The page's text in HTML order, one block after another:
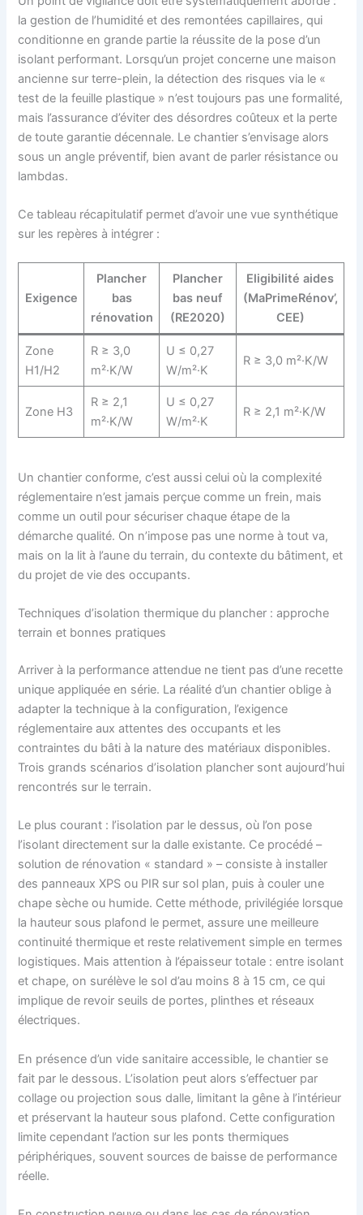
la gestion de l’humidité et des remontées capillaires, qui
conditionne en grande partie la réussite de la pose d’un
isolant performant. Lorsqu’un projet concerne une maison
ancienne sur terre-plein, la détection des risques via le «
test de la feuille plastique » n’est toujours pas une formalité,
mais l’assurance d’éviter des désordres coûteux et la perte
de toute garantie décennale. Le chantier s’envisage alors
sous un angle préventif, bien avant de parler résistance ou
lambdas.
Ce tableau récapitulatif permet d’avoir une vue synthétique
sur les repères à intégrer :
Exigence
Plancher
bas
rénovation
Plancher
bas neuf
(RE2020)
Eligibilité aides
(MaPrimeRénov’,
CEE)
Zone
H1/H2
R ≥ 3,0
m²·K/W
U ≤ 0,27
W/m²·K
R ≥ 3,0 m²·K/W
Zone H3
R ≥ 2,1
m²·K/W
U ≤ 0,27
W/m²·K
R ≥ 2,1 m²·K/W
Un chantier conforme, c’est aussi celui où la complexité
réglementaire n’est jamais perçue comme un frein, mais
comme un outil pour sécuriser chaque étape de la
démarche qualité. On n’impose pas une norme à tout va,
mais on la lit à l’aune du terrain, du contexte du bâtiment, et
du projet de vie des occupants.
Techniques d’isolation thermique du plancher : approche
terrain et bonnes pratiques
Arriver à la performance attendue ne tient pas d’une recette
unique appliquée en série. La réalité d’un chantier oblige à
adapter la technique à la configuration, l’exigence
réglementaire aux attentes des occupants et les
contraintes du bâti à la nature des matériaux disponibles.
Trois grands scénarios d’isolation plancher sont aujourd’hui
rencontrés sur le terrain.
Le plus courant : l’isolation par le dessus, où l’on pose
l’isolant directement sur la dalle existante. Ce procédé –
solution de rénovation « standard » – consiste à installer
des panneaux XPS ou PIR sur sol plan, puis à couler une
chape sèche ou humide. Cette méthode, privilégiée lorsque
la hauteur sous plafond le permet, assure une meilleure
continuité thermique et reste relativement simple en termes
logistiques. Mais attention à l’épaisseur totale : entre isolant
et chape, on surélève le sol d’au moins 8 à 15 cm, ce qui
implique de revoir seuils de portes, plinthes et réseaux
électriques.
En présence d’un vide sanitaire accessible, le chantier se
fait par le dessous. L’isolation peut alors s’effectuer par
collage ou projection sous dalle, limitant la gêne à l’intérieur
et préservant la hauteur sous plafond. Cette configuration
limite cependant l’action sur les ponts thermiques
périphériques, souvent sources de baisse de performance
réelle.